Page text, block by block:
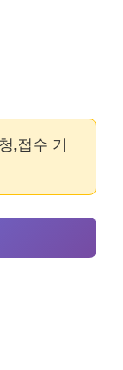
,접수 기